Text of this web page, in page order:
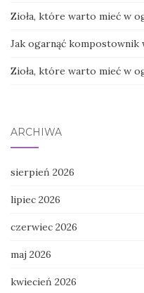
Zioła, które warto mieć w
Jak ogarnąć kompostownik
Zioła, które warto mieć w
ARCHIWA
sierpień 2026
lipiec 2026
czerwiec 2026
maj 2026
kwiecień 2026